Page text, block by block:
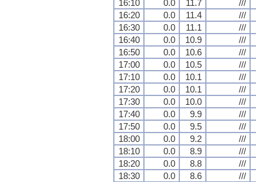
16:10
0.0 11.7 ///
16:20
0.0 11.4 ///
16:30
0.0 11.1 ///
16:40
0.0 10.9 ///
16:50
0.0 10.6 ///
17:00
0.0 10.5 ///
17:10
0.0 10.1 ///
17:20
0.0 10.1 ///
17:30
0.0 10.0 ///
17:40
0.0 9.9 ///
17:50
0.0 9.5 ///
18:00
0.0 9.2 ///
18:10
0.0 8.9 ///
18:20
0.0 8.8 ///
18:30
0.0 8.6 ///